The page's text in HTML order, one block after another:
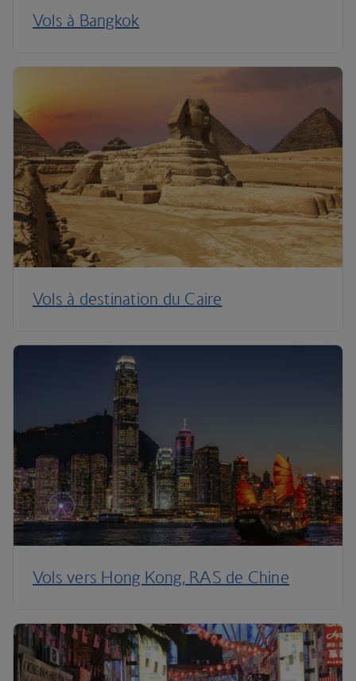
Vols à Bangkok
Vols à destination du Caire
Vols vers Hong Kong, RAS de Chine